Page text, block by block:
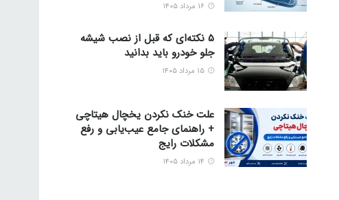
5 نکته‌ای که قبل از نصب شیشه
جلو خودرو باید بدانید
علت خنک نکردن یخچال هیتاچی
+ راهنمای جامع عیب‌یابی و رفع
مشکلات رایج